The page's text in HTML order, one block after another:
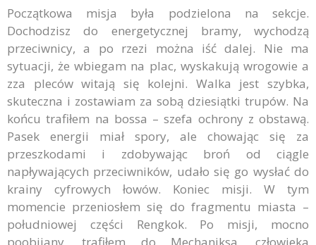
Początkowa misja była podzielona na sekcje.
Dochodzisz do energetycznej bramy, wychodzą
przeciwnicy, a po rzezi można iść dalej. Nie ma
sytuacji, że wbiegam na plac, wyskakują wrogowie a
zza pleców witają się kolejni. Walka jest szybka,
skuteczna i zostawiam za sobą dziesiątki trupów. Na
końcu trafiłem na bossa – szefa ochrony z obstawą.
Pasek energii miał spory, ale chowając się za
przeszkodami i zdobywając broń od ciągle
napływających przeciwników, udało się go wysłać do
krainy cyfrowych łowów. Koniec misji. W tym
momencie przeniosłem się do fragmentu miasta –
południowej części Rengkok. Po misji, mocno